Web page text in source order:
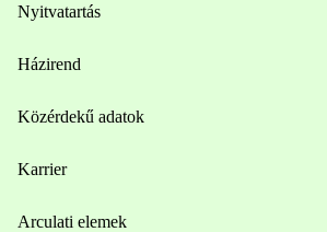
Nyitvatartás
Házirend
Közérdekű adatok
Karrier
Arculati elemek